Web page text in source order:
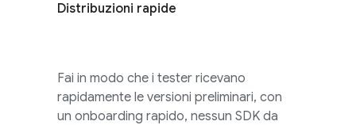
Distribuzioni rapide
Fai in modo che i tester ricevano
rapidamente le versioni preliminari, con
un onboarding rapido, nessun SDK da